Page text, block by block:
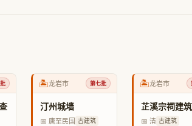
🏝️龙岩市 第七批
汀州城墙
📅 唐至民国 古建筑
🏝️龙岩市
芷溪宗祠建筑
📅 清 古建筑